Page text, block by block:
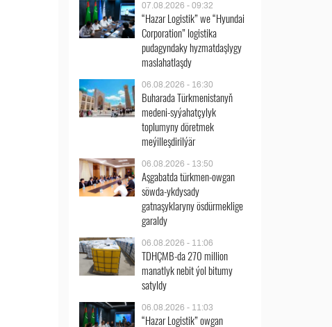
07.08.2026 - 09:32
“Hazar Logistik” we “Hyundai
Corporation” logistika
pudagyndaky hyzmatdaşlygy
maslahatlaşdy
06.08.2026 - 16:30
Buharada Türkmenistanyň
medeni-syýahatçylyk
toplumyny döretmek
meýilleşdirilýär
06.08.2026 - 13:50
Aşgabatda türkmen-owgan
söwda-ykdysady
gatnaşyklaryny ösdürmeklige
garaldy
06.08.2026 - 11:06
TDHÇMB-da 270 million
manatlyk nebit ýol bitumy
satyldy
06.08.2026 - 11:03
“Hazar Logistik” owgan